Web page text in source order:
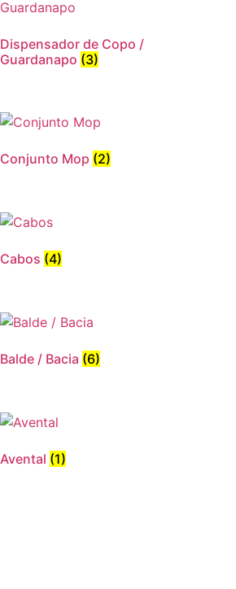
Dispensador de Copo /
Guardanapo (3)
Conjunto Mop (2)
Cabos (4)
Balde / Bacia (6)
Avental (1)